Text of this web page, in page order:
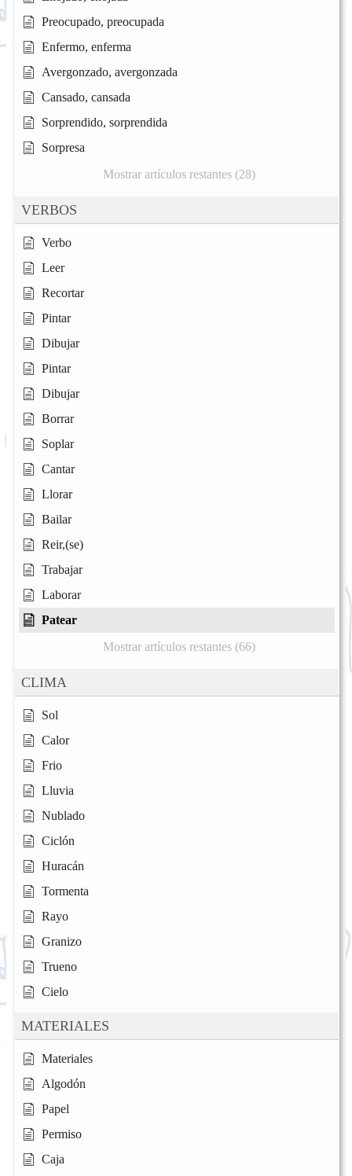
Preocupado, preocupada
Enfermo, enferma
Avergonzado, avergonzada
Cansado, cansada
Sorprendido, sorprendida
Sorpresa
Mostrar artículos restantes (28)
VERBOS
Verbo
Leer
Recortar
Pintar
Dibujar
Pintar
Dibujar
Borrar
Soplar
Cantar
Llorar
Bailar
Reir,(se)
Trabajar
Laborar
Patear
Mostrar artículos restantes (66)
CLIMA
Sol
Calor
Frio
Lluvia
Nublado
Ciclón
Huracán
Tormenta
Rayo
Granizo
Trueno
Cielo
MATERIALES
Materiales
Algodón
Papel
Permiso
Caja